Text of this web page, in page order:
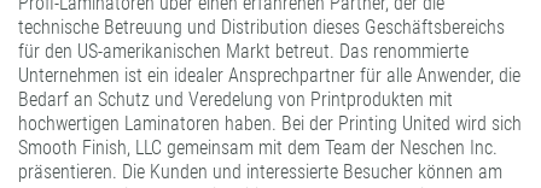
technische Betreuung und Distribution dieses Geschäftsbereichs
für den US-amerikanischen Markt betreut. Das renommierte
Unternehmen ist ein idealer Ansprechpartner für alle Anwender, die
Bedarf an Schutz und Veredelung von Printprodukten mit
hochwertigen Laminatoren haben. Bei der Printing United wird sich
Smooth Finish, LLC gemeinsam mit dem Team der Neschen Inc.
präsentieren. Die Kunden und interessierte Besucher können am